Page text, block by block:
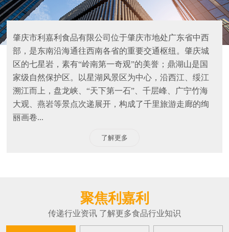
肇庆市利嘉利食品有限公司位于肇庆市地处广东省中西
部，是东南沿海通往西南各省的重要交通枢纽。肇庆城
区的七星岩，素有“岭南第一奇观”的美誉；鼎湖山是国
家级自然保护区。以星湖风景区为中心，沿西江、绥江
溯江而上，盘龙峡、“天下第一石”、千层峰、广宁竹海
大观、燕岩等景点次递展开，构成了千里旅游走廊的绚
丽画卷...
了解更多
聚焦利嘉利
传递行业资讯 了解更多食品行业知识